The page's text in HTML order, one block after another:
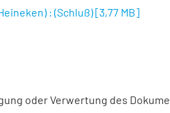
: (Schluß)[3,77 MB]
oder Verwertung des